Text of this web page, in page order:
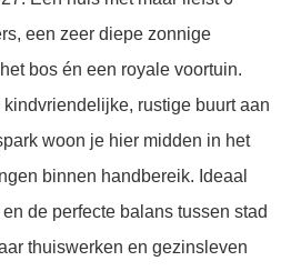
een zeer diepe zonnige
bos én een royale voortuin.
rustige buurt aan
woon je hier midden in het
binnen handbereik. Ideaal
de perfecte balans tussen stad
thuiswerken en gezinsleven